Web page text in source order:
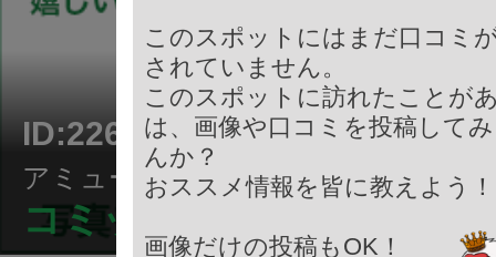
ID:226122
アミューズメント/漫画喫茶・ネット
コミックバスター 八王子
このスポットにはまだ口コミ
されていません。
このスポットに訪れたことが
は、画像や口コミを投稿して
んか？
おススメ情報を皆に教えよう
画像だけの投稿もOK！